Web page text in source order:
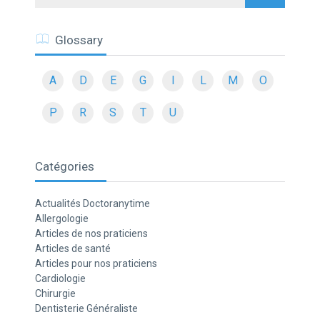
Glossary
A D E G I L M O
P R S T U
Catégories
Actualités Doctoranytime
Allergologie
Articles de nos praticiens
Articles de santé
Articles pour nos praticiens
Cardiologie
Chirurgie
Dentisterie Généraliste